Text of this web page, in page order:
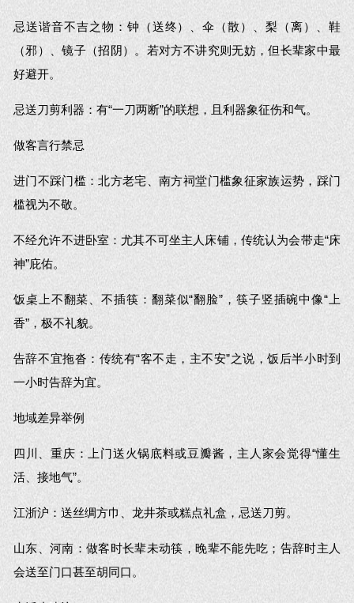
忌送谐音不吉之物：钟（送终）、伞（散）、梨（离）、鞋
（邪）、镜子（招阴）。若对方不讲究则无妨，但长辈家中最
好避开。
忌送刀剪利器：有“一刀两断”的联想，且利器象征伤和气。
做客言行禁忌
进门不踩门槛：北方老宅、南方祠堂门槛象征家族运势，踩门
槛视为不敬。
不经允许不进卧室：尤其不可坐主人床铺，传统认为会带走“床
神”庇佑。
饭桌上不翻菜、不插筷：翻菜似“翻脸”，筷子竖插碗中像“上
香”，极不礼貌。
告辞不宜拖沓：传统有“客不走，主不安”之说，饭后半小时到
一小时告辞为宜。
地域差异举例
四川、重庆：上门送火锅底料或豆瓣酱，主人家会觉得“懂生
活、接地气”。
江浙沪：送丝绸方巾、龙井茶或糕点礼盒，忌送刀剪。
山东、河南：做客时长辈未动筷，晚辈不能先吃；告辞时主人
会送至门口甚至胡同口。